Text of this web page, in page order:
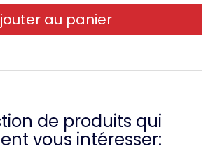
de produits qui
vous intéresser: